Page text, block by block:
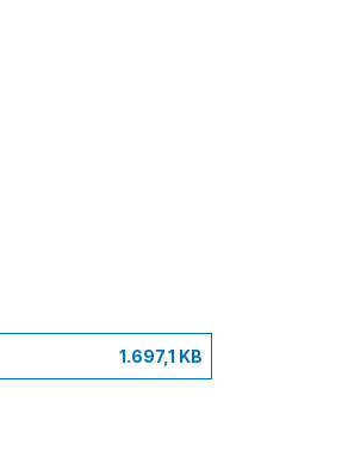
1.697,1 KB